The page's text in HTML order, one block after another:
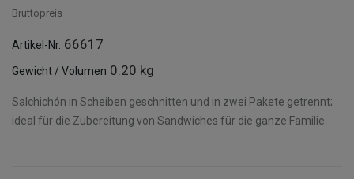
Bruttopreis
Artikel-Nr. 66617
Gewicht / Volumen 0.20 kg
Salchichón in Scheiben geschnitten und in zwei Pakete getrennt;
ideal für die Zubereitung von Sandwiches für die ganze Familie.